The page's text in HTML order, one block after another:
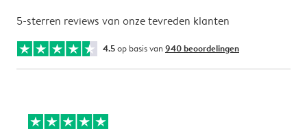
5-sterren reviews van onze tevreden klanten
4.5op basis van 940 beoordelingen